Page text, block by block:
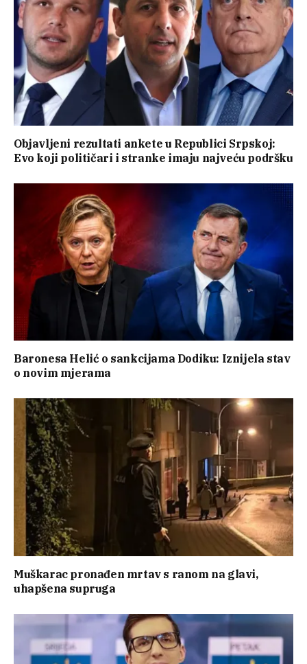
Objavljeni rezultati ankete u Republici Srpskoj:
Evo koji političari i stranke imaju najveću podršku
Baronesa Helić o sankcijama Dodiku: Iznijela stav
o novim mjerama
Muškarac pronađen mrtav s ranom na glavi,
uhapšena supruga